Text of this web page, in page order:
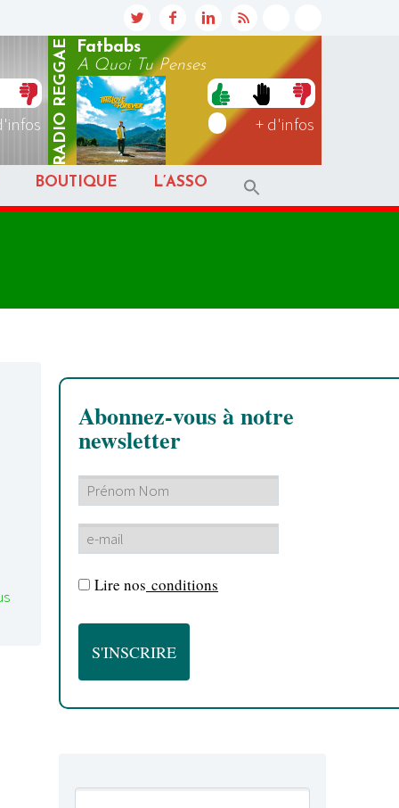
RADIO
REGGAE
Fatbabs
A Quoi Tu Penses
+ d'infos
BOUTIQUE L’ASSO
Abonnez-vous à notre
newsletter
Lire nos conditions